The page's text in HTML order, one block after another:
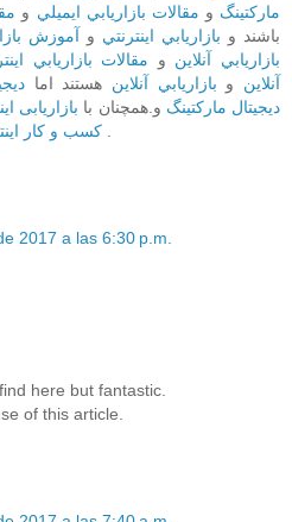
مارکتينگ و مقالات بازاريابي ايميلي و
باشند و بازاريابي اينترنتي و آموزش
بازاريابي آنلاين و مقالات بازاريابي
آنلاين و بازاريابي آنلاين هستند اما
ديجيتال مارکتينگ و.همچنان با بازاریابی
کسب و کار .
2017 a las 6:30 p.m.
here but fantastic.
of this article.